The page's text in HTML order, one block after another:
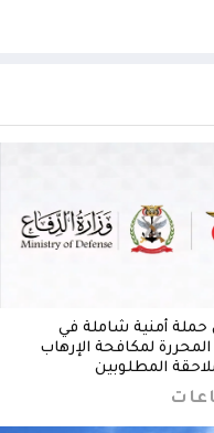
حملة أمنية شاملة في
لمكافحة الإرهاب
المطلوبين